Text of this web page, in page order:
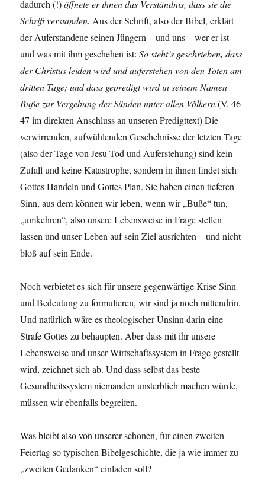
dadurch (!)öffnete er ihnen das Verständnis, dass sie die
Schrift verstanden.Aus der Schrift, also der Bibel, erklärt
der Auferstandene seinen Jüngern – und uns – wer er ist
und was mit ihm geschehen ist:So steht’s geschrieben, dass
der Christus leiden wird und auferstehen von den Toten am
dritten Tage; und dass gepredigt wird in seinem Namen
Buße zur Vergebung der Sünden unter allen Völkern.(V. 46-
47 im direkten Anschluss an unseren Predigttext) Die
verwirrenden, aufwühlenden Geschehnisse der letzten Tage
(also der Tage von Jesu Tod und Auferstehung) sind kein
Zufall und keine Katastrophe, sondern in ihnen findet sich
Gottes Handeln und Gottes Plan. Sie haben einen tieferen
Sinn, aus dem können wir leben, wenn wir „Buße“ tun,
„umkehren“, also unsere Lebensweise in Frage stellen
lassen und unser Leben auf sein Ziel ausrichten – und nicht
bloß auf sein Ende.
Noch verbietet es sich für unsere gegenwärtige Krise Sinn
und Bedeutung zu formulieren, wir sind ja noch mittendrin.
Und natürlich wäre es theologischer Unsinn darin eine
Strafe Gottes zu behaupten. Aber dass mit ihr unsere
Lebensweise und unser Wirtschaftssystem in Frage gestellt
wird, zeichnet sich ab. Und dass selbst das beste
Gesundheitssystem niemanden unsterblich machen würde,
müssen wir ebenfalls begreifen.
Was bleibt also von unserer schönen, für einen zweiten
Feiertag so typischen Bibelgeschichte, die ja wie immer zu
„zweiten Gedanken“ einladen soll?